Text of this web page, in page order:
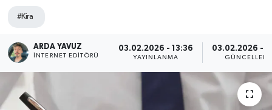
#Kira
ARDA YAVUZ
İNTERNET EDITÖRÜ
03.02.2026 - 13:36
YAYINLANMA
03.02.2026 -
ULUSAL
İLÇELERİMİZ